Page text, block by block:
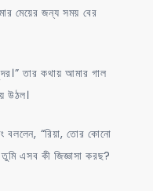
মেয়ের জন্য সময় বের
তার কথায় আমার গাল
উঠল।
বললেন, “রিয়া, তোর কোনো
এসব কী জিজ্ঞাসা করছ?